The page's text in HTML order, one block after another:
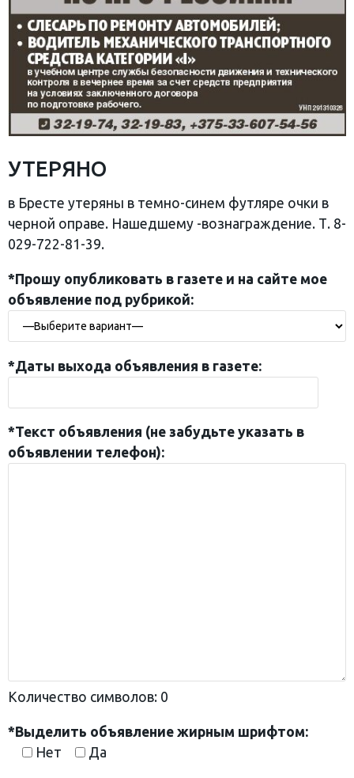
УТЕРЯНО
в Бресте утеряны в темно-синем футляре очки в
черной оправе. Нашедшему -вознаграждение. Т. 8-
029-722-81-39.
*Прошу опубликовать в газете и на сайте мое
объявление под рубрикой:
*Даты выхода объявления в газете:
*Текст объявления (не забудьте указать в
объявлении телефон):
Количество символов: 0
*Выделить объявление жирным шрифтом:
Нет
Да